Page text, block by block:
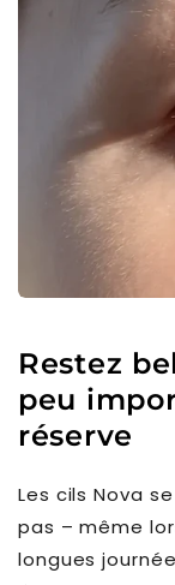
Restez
peu
réserve
Les cils Nova
pas – même
longues